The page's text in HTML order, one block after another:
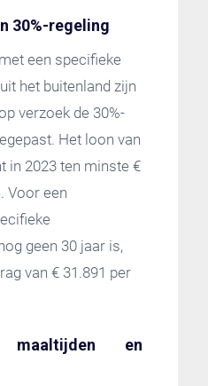
30%-regeling
een specifieke
het buitenland zijn
verzoek de 30%-
Het loon van
in 2023 ten minste €
Voor een
geen 30 jaar is,
van € 31.891 per
maaltijden en